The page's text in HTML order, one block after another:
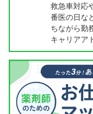
救急車対応
番医の日な
ちながら勤
キャリアア